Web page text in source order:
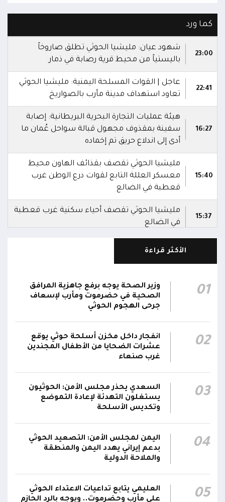
كما ورد
23:00
شهود عيان: مليشيا الحوثي تطلق صاروخاً
باليستياً من محيط قرية رصابة في ذمار
22:41
عاجل | القوات المسلحة اليمنية: مليشيا الحوثي
تعاود استهداف مدينة مأرب بالصواريخ
16:27
هيئة عمليات التجارة البحرية البريطانية: إصابة
سفينة بمقذوف مجهول قبالة سواحل عُمان ما
أدى إلى اندلاع حريق تم إخماده
15:40
مليشيا الحوثي تقصف بقذائف الهاون محيط
معسكر العللة التابع لقوات درع الوطن غرب
قعطبة في الضالع
15:37
مليشيا الحوثي تقصف أحياء سكنية غرب قعطبة
في الضالع
قصف حوثي عشوائي بالسلاح الثقيل يستهدف
محور تعز: تجدد الاشتباكات في مختلف الجبهات..
والجيش يقصف مواقع حوثية ويتصدى للمسيرات
06:06
على أي جبهة أو محور يُعد اعتداءً على جميع
الجبهات والمحاور التابعة للقوات المسلحة،
بمختلف تشكيلاتها ووحداتها ومنتسبيها
الأكثر قراءة
01
وزير الصحة يوجه برفع جاهزية المرافق
الصحية في حضرموت ومأرب لإسعاف
جرحى الهجوم الحوثي
02
انفجار داخل مخزن أسلحة حوثي يوقع
عشرات الضحايا من الأطفال المجندين
غرب صنعاء
03
السعدي يحذر مجلس الأمن: الحوثيون
يستغلون التهدئة لإعادة التموضع
وتكديس الأسلحة
04
اليمن لمجلس الأمن: التصعيد الحوثي
بدعم إيراني يهدد اليمن والمنطقة
والملاحة الدولية
05
العليمي يتابع تداعيات الاعتداء الحوثي
على مأرب وحضرموت.. ويوجه بالرد الحازم